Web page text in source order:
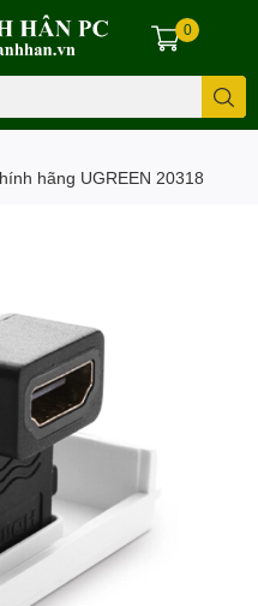
0
hãng UGREEN 20318